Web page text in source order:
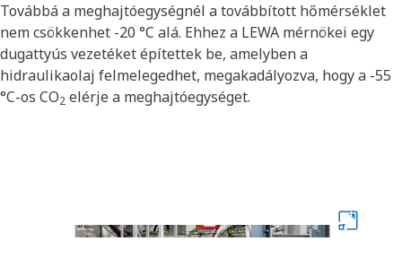
Továbbá a meghajtóegységnél a továbbított hőmérséklet
nem csökkenhet -20 °C alá. Ehhez a LEWA mérnökei egy
dugattyús vezetéket építettek be, amelyben a
hidraulikaolaj felmelegedhet, megakadályozva, hogy a -55
°C-os CO2 elérje a meghajtóegységet.